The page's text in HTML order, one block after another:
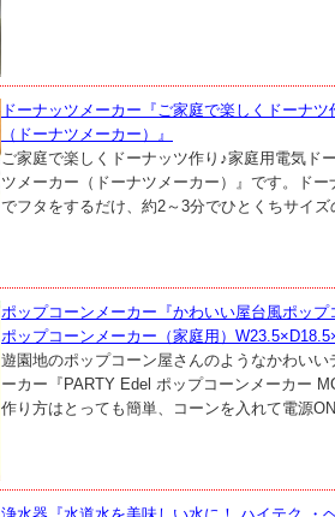
ドーナッツメーカー『ご家庭で楽しくドーナ
（ドーナツメーカー）』
ご家庭で楽しくドーナッツ作り♪家庭用電気ド
ツメーカー（ドーナツメーカー）』です。ド
でフタをするだけ、約2～3分でひとくちサイ
ポップコーンメーカー『かわいい屋台風ポッ
ポップコーンメーカー（家庭用）
遊園地のポップコーン屋さんのようなかわい
ーカー『PARTY Edel ポップコーンメーカー
作り方はとっても簡単、コーンを入れて電源